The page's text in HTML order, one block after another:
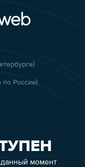
по России)
момент